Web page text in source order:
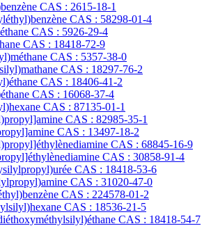
CAS : 2615-18-1
CAS : 58298-01-4
CAS : 5926-29-4
CAS : 18418-72-9
CAS : 5357-38-0
CAS : 18297-76-2
CAS : 18406-41-2
CAS : 16068-37-4
CAS : 87135-01-1
CAS : 82985-35-1
CAS : 13497-18-2
CAS : 68845-16-9
CAS : 30858-91-4
CAS : 18418-53-6
CAS : 31020-47-0
CAS : 224578-01-2
CAS : 18536-21-5
CAS : 18418-54-7